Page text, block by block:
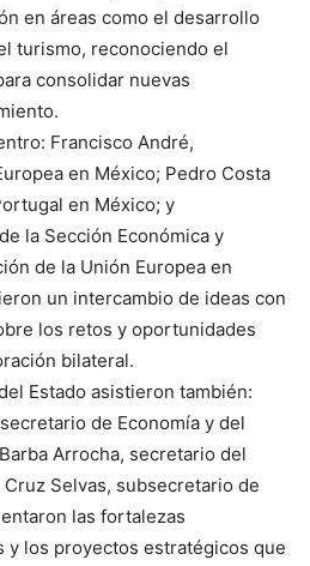
en áreas como el desarrollo
turismo, reconociendo el
consolidar nuevas
Francisco André,
en México; Pedro Costa
en México; y
la Sección Económica y
de la Unión Europea en
un intercambio de ideas con
los retos y oportunidades
bilateral.
Estado asistieron también:
de Economía y del
Arrocha, secretario del
Selvas, subsecretario de
las fortalezas
y los proyectos estratégicos que